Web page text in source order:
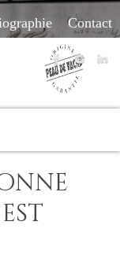
Contact